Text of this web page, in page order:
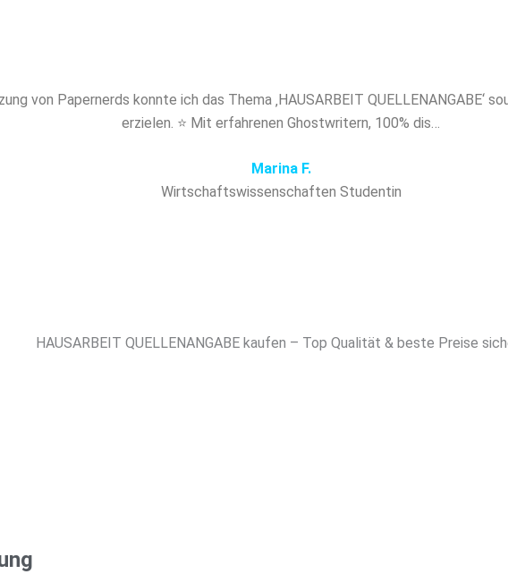
von Papernerds konnte ich das Thema ‚HAUSARBEIT QUELLENANGABE‘
erzielen. ⭐ Mit erfahrenen Ghostwritern, 100% dis…
Marina F.
Wirtschaftswissenschaften Studentin
HAUSARBEIT QUELLENANGABE kaufen – Top Qualität & beste Preise